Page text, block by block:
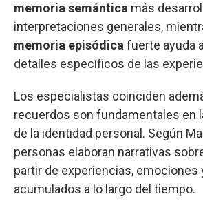
memoria semántica más
interpretaciones generales,
memoria episódicafuerte ayuda
detalles específicos de las
Los especialistas coinciden
recuerdos son fundamentales en
de la identidad personal. Según
personas elaboran narrativas
partir de experiencias, emociones
acumulados a lo largo del tiempo.